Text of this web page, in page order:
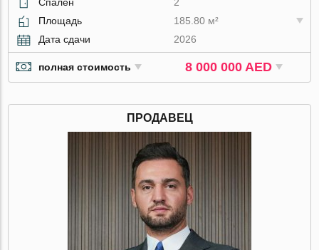
Площадь
185.80 м²
Дата сдачи
2026
полная стоимость 8 000 000 AED
ПРОДАВЕЦ